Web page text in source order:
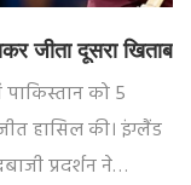
जीता दूसरा खिताब
को 5
हासिल की। इंग्लैंड
प्रदर्शन ने